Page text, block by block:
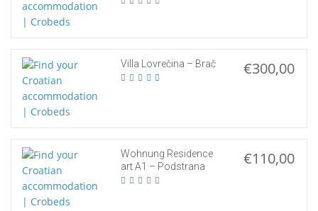
Villa Lovrečina – Brač €300,00
Wohnung Residence
art A1 – Podstrana
€110,00